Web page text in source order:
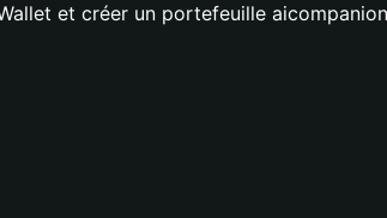
et créer un portefeuille